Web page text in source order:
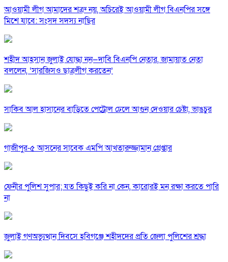
আওয়ামী লীগ আমাদের শত্রু নয়, অচিরেই আওয়ামী লীগ বিএনপির সঙ্গে
মিশে যাবে: সংসদ সদস্য নাছির
শহীদ আহসান জুলাই যোদ্ধা নন—দাবি বিএনপি নেতার, জামায়াত নেতা
বললেন, ‘সারজিসও ছাত্রলীগ করতেন’
সাকিব আল হাসানের বাড়িতে পেট্রোল ঢেলে আগুন দেওয়ার চেষ্টা, ভাঙচুর
গাজীপুর-৫ আসনের সাবেক এমপি আখতারুজ্জামান গ্রেপ্তার
ফেনীর পুলিশ সুপার; যত কিছুই করি না কেন, কারোরই মন রক্ষা করতে পারি
না
জুলাই গণঅভ্যুত্থান দিবসে হবিগঞ্জে শহীদদের প্রতি জেলা পুলিশের শ্রদ্ধা